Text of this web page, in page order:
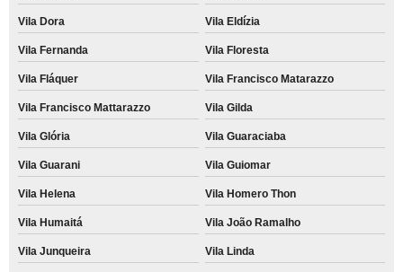
Vila Dora Vila Eldízia
Vila Fernanda Vila Floresta
Vila Fláquer Vila Francisco Matarazzo
Vila Francisco Mattarazzo Vila Gilda
Vila Glória Vila Guaraciaba
Vila Guarani Vila Guiomar
Vila Helena Vila Homero Thon
Vila Humaitá Vila João Ramalho
Vila Junqueira Vila Linda